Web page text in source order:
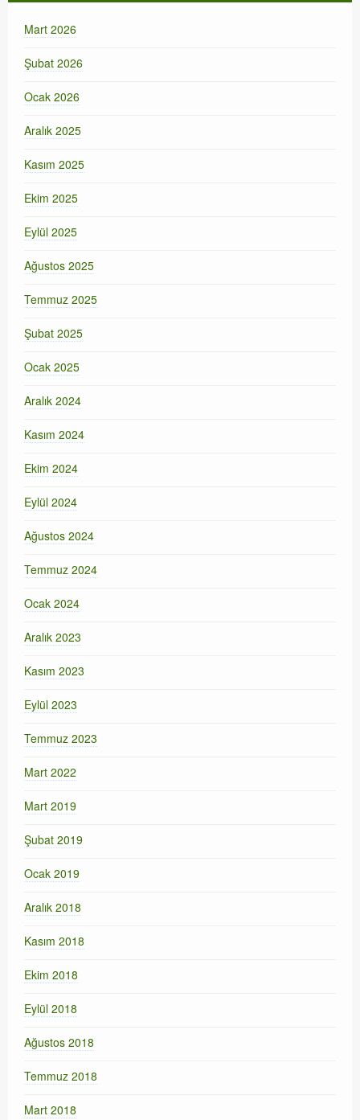
Mart 2026
Şubat 2026
Ocak 2026
Aralık 2025
Kasım 2025
Ekim 2025
Eylül 2025
Ağustos 2025
Temmuz 2025
Şubat 2025
Ocak 2025
Aralık 2024
Kasım 2024
Ekim 2024
Eylül 2024
Ağustos 2024
Temmuz 2024
Ocak 2024
Aralık 2023
Kasım 2023
Eylül 2023
Temmuz 2023
Mart 2022
Mart 2019
Şubat 2019
Ocak 2019
Aralık 2018
Kasım 2018
Ekim 2018
Eylül 2018
Ağustos 2018
Temmuz 2018
Mart 2018